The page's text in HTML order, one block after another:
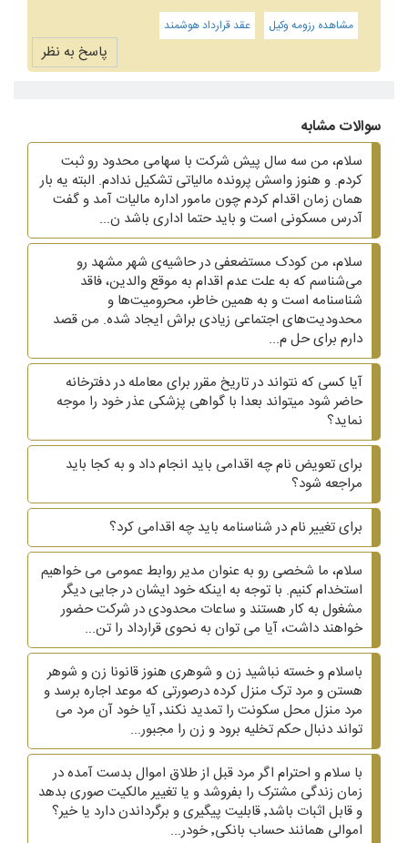
مشاهده رزومه وکیل عقد قرارداد هوشمند
پاسخ به نظر
سوالات مشابه
سلام، من سه سال پیش شرکت با سهامی محدود رو ثبت
کردم. و هنوز واسش پرونده مالیاتی تشکیل ندادم. البته یه بار
همان زمان اقدام کردم چون مامور اداره مالیات آمد و گفت
آدرس مسکونی است و باید حتما اداری باشد ن...
سلام، من کودک مستضعفی در حاشیه‌ی شهر مشهد رو
می‌شناسم که به علت عدم اقدام به موقع والدین، فاقد
شناسنامه است و به همین خاطر، محرومیت‌ها و
محدودیت‌های اجتماعی زیادی براش ایجاد شده. من قصد
دارم برای حل م...
آیا کسی که نتواند در تاریخ مقرر برای معامله در دفترخانه
حاضر شود میتواند بعدا با گواهی پزشکی عذر خود را موجه
نماید؟
برای تعویض نام چه اقدامی باید انجام داد و به کجا باید
مراجعه شود؟
برای تغییر نام در شناسنامه باید چه اقدامی کرد؟
سلام، ما شخصی رو به عنوان مدیر روابط عمومی می خواهیم
استخدام کنیم. با توجه به اینکه خود ایشان در جایی دیگر
مشغول به کار هستند و ساعات محدودی در شرکت حضور
خواهند داشت، آیا می توان به نحوی قرارداد را تن...
باسلام و خسته نباشید زن و شوهری هنوز قانونا زن و شوهر
هستن و مرد ترک منزل کرده درصورتی که موعد اجاره برسد و
مرد منزل محل سکونت را تمدید نکند٬ آیا خود آن مرد می
تواند دنبال حکم تخلیه برود و زن را مجبور...
با سلام و احترام اگر مرد قبل از طلاق اموال بدست آمده در
زمان زندگی مشترک را بفروشد و یا تغییر مالکیت صوری بدهد
و قابل اثبات باشد٬ قابلیت پیگیری و برگرداندن دارد یا خیر؟
اموالی همانند حساب بانکی٬ خودر...